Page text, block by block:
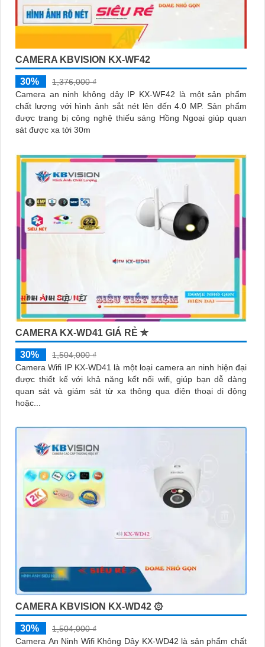
CAMERA KBVISION KX-WF42
30%
1,376,000 ₫
Camera an ninh không dây IP KX-WF42 là một sản phẩm
chất lượng với hình ảnh sắt nét lên đến 4.0 MP. Sản phẩm
được trang bị công nghệ thiếu sáng Hồng Ngoại giúp quan
sát được xa tới 30m
CAMERA KX-WD41 GIÁ RẺ ✮
30%
1,504,000 ₫
Camera Wifi IP KX-WD41 là một loại camera an ninh hiện đại
được thiết kế với khả năng kết nối wifi, giúp bạn dễ dàng
quan sát và giám sát từ xa thông qua điện thoại di động
hoặc...
CAMERA KBVISION KX-WD42 ۞
30%
1,504,000 ₫
Camera An Ninh Wifi Không Dây KX-WD42 là sản phẩm chất